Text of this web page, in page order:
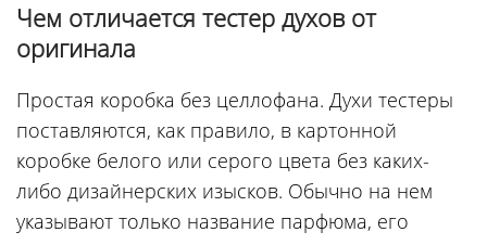
Чем отличается тестер духов от
оригинала
Простая коробка без целлофана. Духи тестеры
поставляются, как правило, в картонной
коробке белого или серого цвета без каких-
либо дизайнерских изысков. Обычно на нем
указывают только название парфюма, его